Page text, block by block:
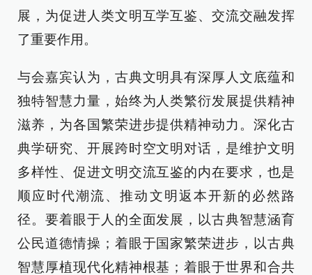
展，为促进人类文明互学互鉴、交流交融发挥
了重要作用。
与会嘉宾认为，古典文明具有深厚人文底蕴和
独特智慧力量，始终为人类繁衍发展提供精神
滋养，为各国繁荣进步提供精神动力。深化古
典学研究、开展跨时空文明对话，是维护文明
多样性、促进文明交流互鉴的内在要求，也是
顺应时代潮流、推动文明返本开新的必然路
径。要着眼于人的全面发展，以古典智慧涵育
公民道德情操；着眼于国家繁荣进步，以古典
智慧厚植现代化精神根基；着眼于世界和合共